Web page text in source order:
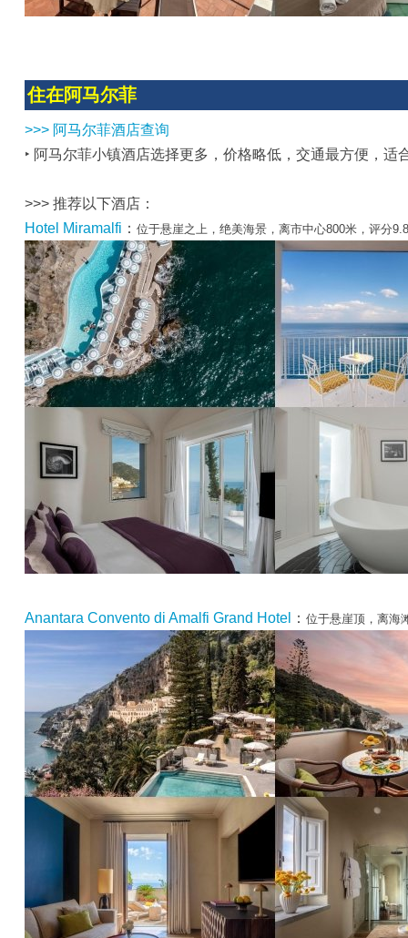
住在阿马尔菲
>>> 阿马尔菲酒店查询
‣ 阿马尔菲小镇酒店选择更多，价格略低，交通最方便，适
>>> 推荐以下酒店：
Hotel Miramalfi ： 位于悬崖之上，绝美海景，离市中心800米，评分
Anantara Convento di Amalfi Grand Hotel ： 位于悬崖顶，离海